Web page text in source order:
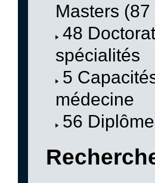
Masters
48
spécialités
5
médecine
56